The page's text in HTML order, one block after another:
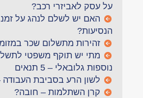
על עסק לאביזרי רכב?
האם יש לשלם לנהג על
הנסיעות?
זהירות מתשלום שכר
מתי יש תוקף משפטי
נוספות גלובאלי – 5 תנאים
לשון הרע בסביבת העבודה
קרן השתלמות – חובה?